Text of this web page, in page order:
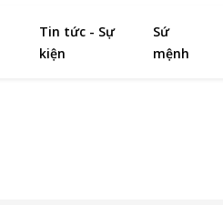
Tin tức - Sự
kiện
Sứ
mệnh